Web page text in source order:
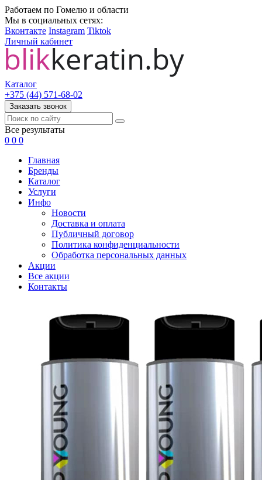
Работаем по Гомелю и области
Мы в социальных сетях:
Вконтакте Instagram Tiktok
Личный кабинет
Каталог
+375 (44) 571-68-02
Заказать звонок
Все результаты
0 0 0
Главная
Бренды
Каталог
Услуги
Инфо
Новости
Доставка и оплата
Публичный договор
Политика конфиденциальности
Обработка персональных данных
Акции
Все акции
Контакты